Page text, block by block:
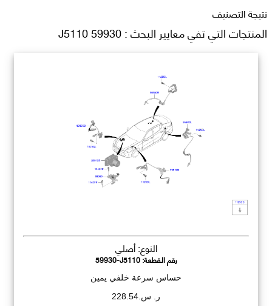
نتيجة التصنيف
المنتجات التي تفي معايير البحث : 59930 J5110
النوع: أصلي
رقم القطعة:59930-J5110
حساس سرعة خلفي يمين
ر. س.228.54